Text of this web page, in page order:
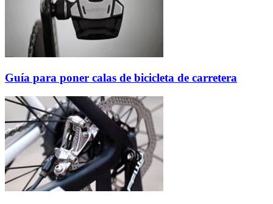
Guía para poner calas de bicicleta de carretera